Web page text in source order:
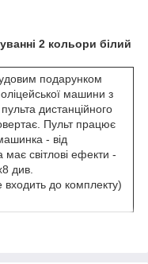
2 кольори білий
подарунком
машини з
дистанційного
Пульт працює
- від
має світлові ефекти -
див.
до комплекту)